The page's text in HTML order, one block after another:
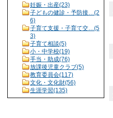
妊娠・出産(23)
子どもの健診・予防接…(2
6)
子育て支援・子育て交…(5
3)
子育て相談(5)
小・中学校(19)
手当・助成(76)
放課後児童クラブ(5)
教育委員会(117)
文化・文化財(56)
生涯学習(135)